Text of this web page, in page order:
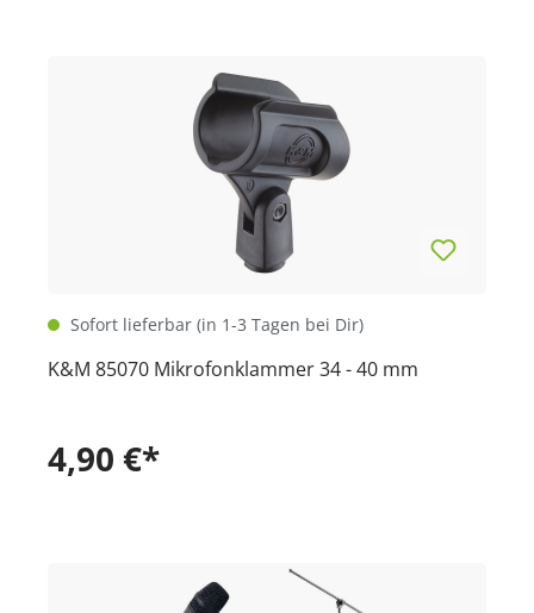
Sofort lieferbar (in 1-3 Tagen bei Dir)
K&M 85070 Mikrofonklammer 34 - 40 mm
4,90 €*